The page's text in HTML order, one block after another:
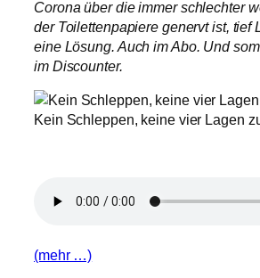
Corona über die immer schlechter
der Toilettenpapiere genervt ist, tief
eine Lösung. Auch im Abo. Und
im Discounter.
Kein Schleppen, keine vier Lagen
(mehr …)